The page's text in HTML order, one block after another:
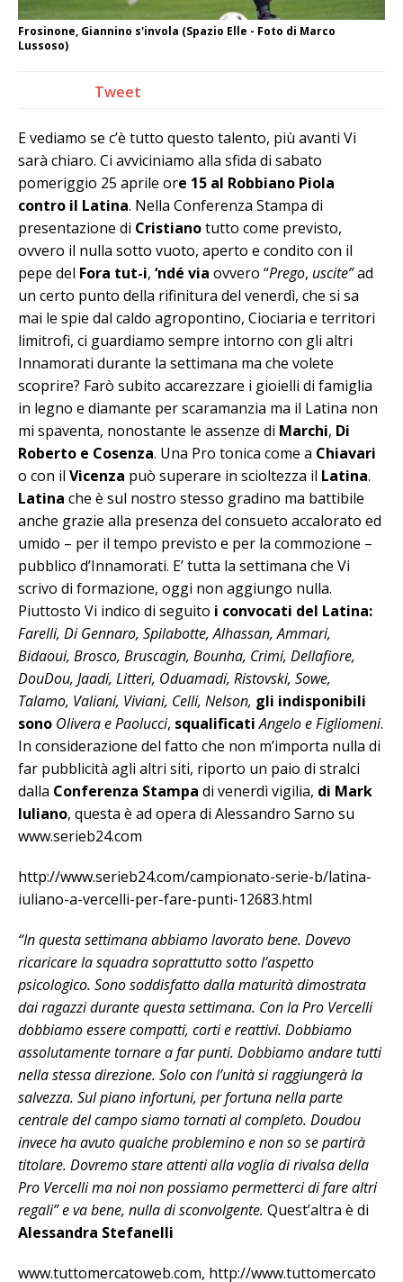
Frosinone, Giannino s'invola (Spazio Elle - Foto di Marco
Lussoso)
Tweet
E vediamo se c’è tutto questo talento, più avanti Vi
sarà chiaro. Ci avviciniamo alla sfida di sabato
pomeriggio 25 aprile ore 15 al Robbiano Piola
contro il Latina. Nella Conferenza Stampa di
presentazione di Cristianotutto come previsto,
ovvero il nulla sotto vuoto, aperto e condito con il
pepe del Fora tut-i, ‘ndé via ovvero “Prego, uscite”ad
un certo punto della rifinitura del venerdì, che si sa
mai le spie dal caldo agropontino, Ciociaria e territori
limitrofi, ci guardiamo sempre intorno con gli altri
Innamorati durante la settimana ma che volete
scoprire? Farò subito accarezzare i gioielli di famiglia
in legno e diamante per scaramanzia ma il Latina non
mi spaventa, nonostante le assenze di Marchi, Di
Roberto e Cosenza. Una Pro tonica come a Chiavari
o con il Vicenza può superare in scioltezza il Latina.
Latina che è sul nostro stesso gradino ma battibile
anche grazie alla presenza del consueto accalorato ed
umido – per il tempo previsto e per la commozione –
pubblico d’Innamorati. E’ tutta la settimana che Vi
scrivo di formazione, oggi non aggiungo nulla.
Piuttosto Vi indico di seguito i convocati del Latina:
Farelli, Di Gennaro, Spilabotte, Alhassan, Ammari,
Bidaoui, Brosco, Bruscagin, Bounha, Crimi, Dellafiore,
DouDou, Jaadi, Litteri, Oduamadi, Ristovski, Sowe,
Talamo, Valiani, Viviani, Celli, Nelson, gli indisponibili
sono Olivera e Paolucci, squalificati Angelo e Figliomeni.
In considerazione del fatto che non m’importa nulla di
far pubblicità agli altri siti, riporto un paio di stralci
dalla Conferenza Stampa di venerdì vigilia, di Mark
Iuliano, questa è ad opera di Alessandro Sarno su
www.serieb24.com
http://www.serieb24.com/campionato-serie-b/latina-
iuliano-a-vercelli-per-fare-punti-12683.html
“In questa settimana abbiamo lavorato bene. Dovevo
ricaricare la squadra soprattutto sotto l’aspetto
psicologico. Sono soddisfatto dalla maturità dimostrata
dai ragazzi durante questa settimana. Con la Pro Vercelli
dobbiamo essere compatti, corti e reattivi. Dobbiamo
assolutamente tornare a far punti. Dobbiamo andare tutti
nella stessa direzione. Solo con l’unità si raggiungerà la
salvezza. Sul piano infortuni, per fortuna nella parte
centrale del campo siamo tornati al completo. Doudou
invece ha avuto qualche problemino e non so se partirà
titolare. Dovremo stare attenti alla voglia di rivalsa della
Pro Vercelli ma noi non possiamo permetterci di fare altri
regali” e va bene, nulla di sconvolgente. Quest’altra è di
Alessandra Stefanelli
www.tuttomercatoweb.com, http://www.tuttomercato